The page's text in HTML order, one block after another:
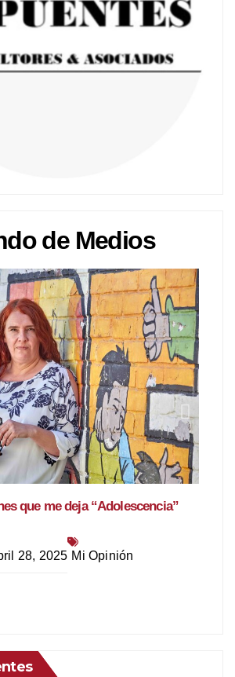
de Medios
que me deja “Adolescencia”
28, 2025 Mi Opinión